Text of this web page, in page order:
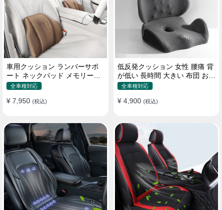
車用クッション ランバーサポ
ート ネックパッド メモリーフ
ォーム 疲労回復
全車種対応
¥ 7,950 (税込)
低反発クッション 女性 腰痛 背
が低い 長時間 大きい 布団 おし
ゃれ 運転 疲労回復
全車種対応
¥ 4,900 (税込)